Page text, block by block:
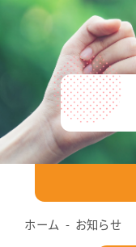
ホーム
お知らせ